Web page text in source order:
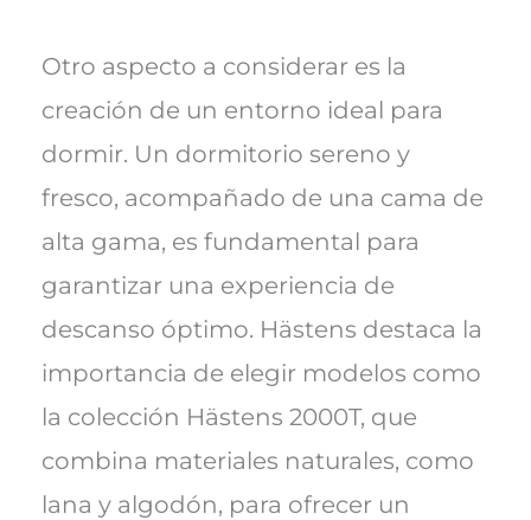
Otro aspecto a considerar es la
creación de un entorno ideal para
dormir. Un dormitorio sereno y
fresco, acompañado de una cama de
alta gama, es fundamental para
garantizar una experiencia de
descanso óptimo. Hästens destaca la
importancia de elegir modelos como
la colección Hästens 2000T, que
combina materiales naturales, como
lana y algodón, para ofrecer un